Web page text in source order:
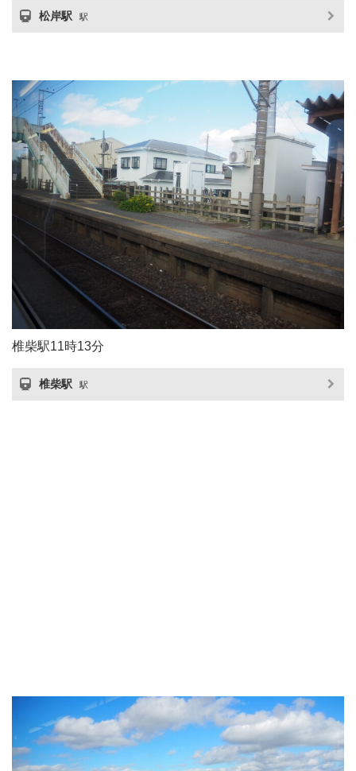
松岸駅 駅
椎柴駅11時13分
椎柴駅 駅